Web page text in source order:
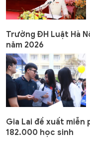
Trường ĐH Luật Hà
năm 2026
Gia Lai đề xuất miễn
182.000 học sinh